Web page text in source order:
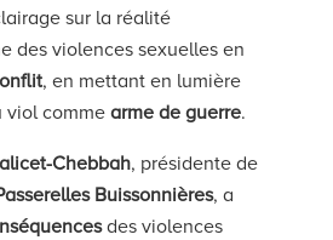
sur la réalité
des violences sexuelles en
, en mettant en lumière
viol comme arme de guerre.
Chebbah, présidente de
Buissonnières, a
des violences